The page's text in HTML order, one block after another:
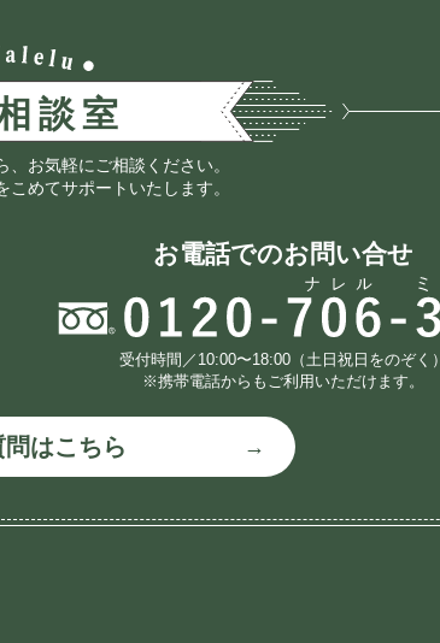
お気軽にご相談ください。
めてサポートいたします。
お電話でのお問い合せ
受付時間／10:00〜18:00（土日祝日をのぞく）
※携帯電話からもご利用いただけます。
はこちら